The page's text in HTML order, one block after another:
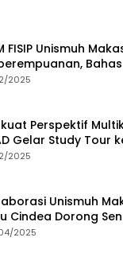
FISIP Unismuh
Budaya Lokal
2025
Perspektif
Gelar Study Tour
2025
Unismuh
Cindea Dorong
2025